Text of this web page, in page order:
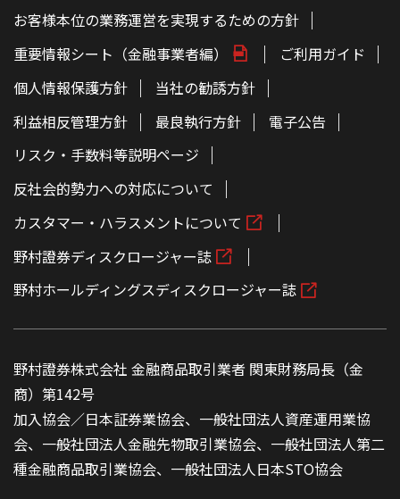
お客様本位の業務運営を実現するための方針
重要情報シート（金融事業者編）
ご利用ガイド
個人情報保護方針
当社の勧誘方針
利益相反管理方針
最良執行方針
電子公告
リスク・手数料等説明ページ
反社会的勢力への対応について
カスタマー・ハラスメントについて
野村證券ディスクロージャー誌
野村ホールディングスディスクロージャー誌
野村證券株式会社 金融商品取引業者 関東財務局長（金
商）第142号
加入協会／日本証券業協会、一般社団法人資産運用業協
会、一般社団法人金融先物取引業協会、一般社団法人第二
種金融商品取引業協会、一般社団法人日本STO協会